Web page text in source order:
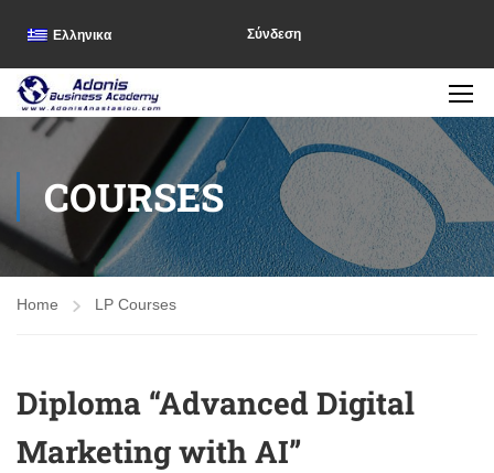
Ελληνικα Σύνδεση
COURSES
Home LP Courses
Diploma “Advanced Digital
Marketing with AI”